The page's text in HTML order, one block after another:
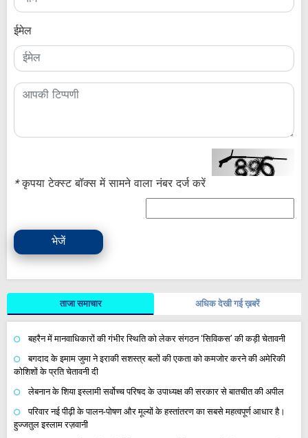
ईमेल
*कृपया टेक्स्ट बॉक्स में सामने वाला नंबर दर्ज करें
भेजें
ताजा समाचार अधिक देखी गई ख़बरें
बहरैन में मानवाधिकारों की गंभीर स्थिति को लेकर संगठन ‘सिविकस’ की कड़ी चेतावनी
बगदाद के इमाम जुमा ने इराकी सशस्त्र बलों की एकता को कमजोर करने की अमेरिकी
कोशिशों के प्रति चेतावनी दी
लेबनान के शिया इस्लामी सर्वोच्च परिषद के उपाध्यक्ष की सरकार से बातचीत की अपील
परिवार नई पीढ़ी के पालन-पोषण और मूल्यों के हस्तांतरण का सबसे महत्वपूर्ण आधार है।
हुज्जतुल इस्लाम रज़वानी